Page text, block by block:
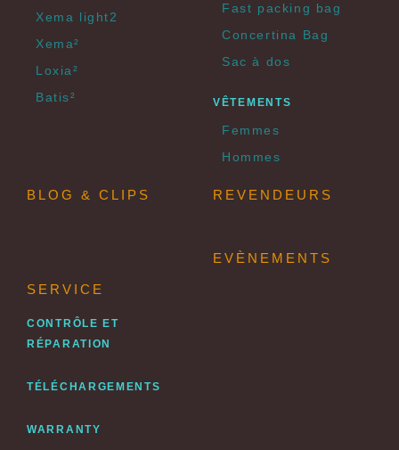
Xema light2
Xema²
Loxia²
Batis²
Fast packing bag
Concertina Bag
Sac à dos
VÊTEMENTS
Femmes
Hommes
BLOG & CLIPS REVENDEURS
EVÈNEMENTS
SERVICE
CONTRÔLE ET
RÉPARATION
TÉLÉCHARGEMENTS
WARRANTY